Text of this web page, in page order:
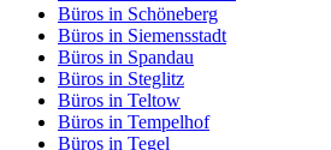
Büros in Schöneberg
Büros in Siemensstadt
Büros in Spandau
Büros in Steglitz
Büros in Teltow
Büros in Tempelhof
Büros in Tegel